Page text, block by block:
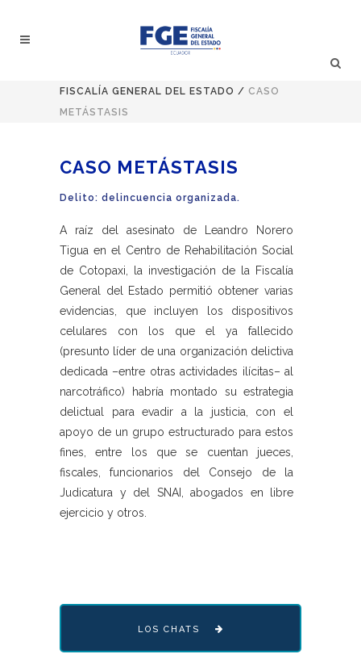
FISCALÍA GENERAL DEL ESTADO / CASO
METÁSTASIS
CASO METÁSTASIS
Delito: delincuencia organizada.
A raíz del asesinato de Leandro Norero
Tigua en el Centro de Rehabilitación Social
de Cotopaxi, la investigación de la Fiscalía
General del Estado permitió obtener varias
evidencias, que incluyen los dispositivos
celulares con los que el ya fallecido
(presunto líder de una organización delictiva
dedicada –entre otras actividades ilícitas– al
narcotráfico) habría montado su estrategia
delictual para evadir a la justicia, con el
apoyo de un grupo estructurado para estos
fines, entre los que se cuentan jueces,
fiscales, funcionarios del Consejo de la
Judicatura y del SNAI, abogados en libre
ejercicio y otros.
LOS CHATS